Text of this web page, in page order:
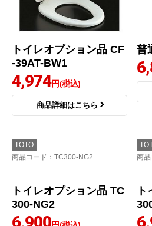
トイレオプション品 CF
-39AT-BW1
4,974円(税込)
商品詳細はこちら
普
TOTO
商品コード ：TC300-NG2
商品